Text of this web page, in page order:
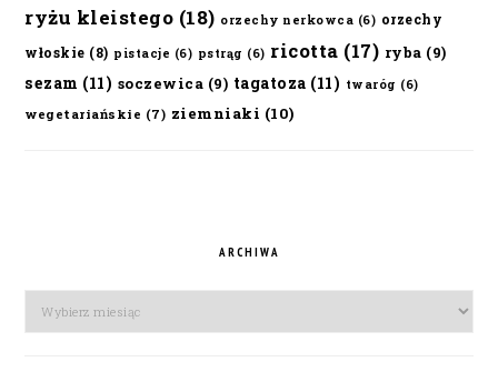
ryżu kleistego (18) orzechy nerkowca (6) orzechy
włoskie (8) pistacje (6) pstrąg (6) ricotta (17) ryba (9)
sezam (11) soczewica (9) tagatoza (11) twaróg (6)
wegetariańskie (7) ziemniaki (10)
ARCHIWA
Archiwa